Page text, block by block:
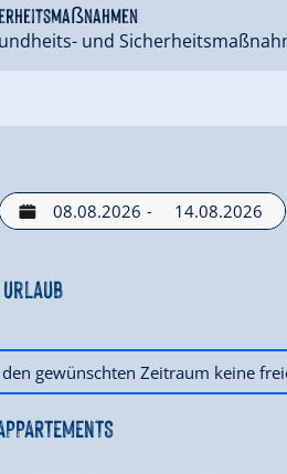
und
-
gewünschten Zeitraum keine